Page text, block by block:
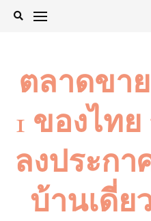
Skip
ตลาดขา
1 ของไท
ลงประกา
บ้านเดี่ย